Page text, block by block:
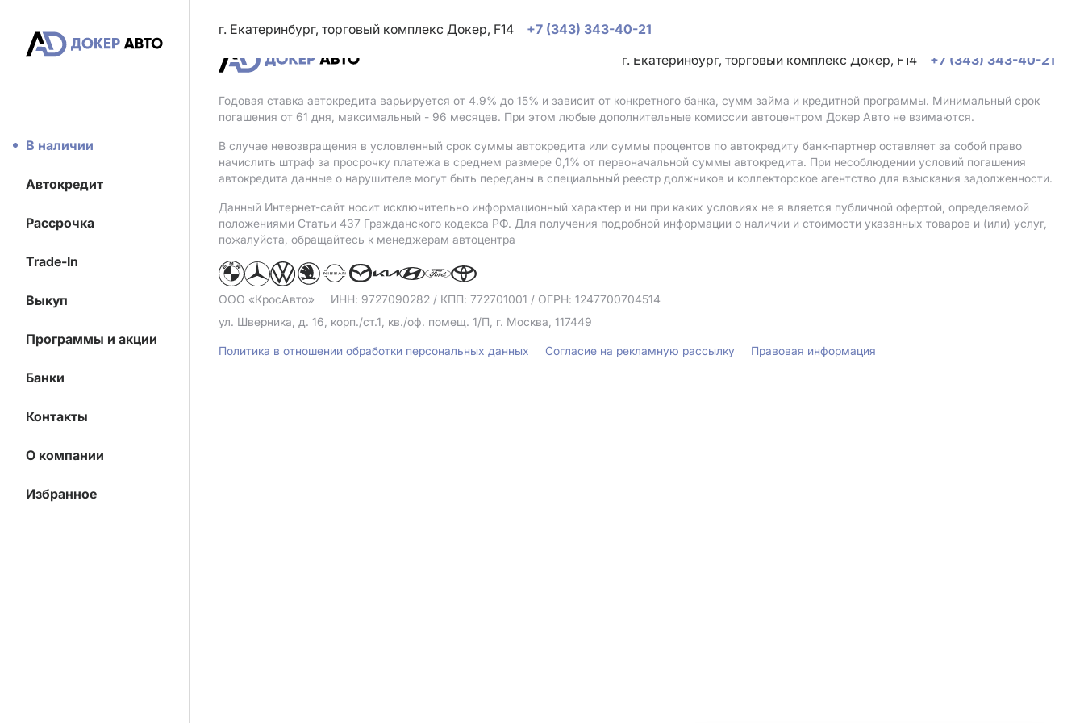
В наличии
Автокредит
Рассрочка
Trade-In
Выкуп
Программы и акции
Банки
Контакты
О компании
Избранное
г. Екатеринбург, торговый комплекс Докер, F14
+7 (343) 343-40-21
г. Екатеринбург, торговый комплекс Докер, F14
+7 (343) 343-40-21
Годовая ставка автокредита варьируется от 4.9% до 15% и зависит от конкретного банка, сумм займа и кредитной программы. Минимальный срок
погашения от 61 дня, максимальный - 96 месяцев. При этом любые дополнительные комиссии автоцентром Докер Авто не взимаются.
В случае невозвращения в условленный срок суммы автокредита или суммы процентов по автокредиту банк-партнер оставляет за собой право
начислить штраф за просрочку платежа в среднем размере 0,1% от первоначальной суммы автокредита. При несоблюдении условий погашения
автокредита данные о нарушителе могут быть переданы в специальный реестр должников и коллекторское агентство для взыскания задолженности.
Данный Интернет-сайт носит исключительно информационный характер и ни при каких условиях не я вляется публичной офертой, определяемой
положениями Статьи 437 Гражданского кодекса РФ. Для получения подробной информации о наличии и стоимости указанных товаров и (или) услуг,
пожалуйста, обращайтесь к менеджерам автоцентра
ООО «КросАвто» ИНН: 9727090282 / КПП: 772701001 / ОГРН: 1247700704514
ул. Шверника, д. 16, корп./ст.1, кв./оф. помещ. 1/П, г. Москва, 117449
Политика в отношении обработки персональных данных Согласие на рекламную рассылку Правовая информация